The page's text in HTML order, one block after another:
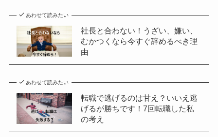
あわせて読みたい
社長と合わない！うざい、嫌い、
むかつくなら今すぐ辞めるべき理
由
あわせて読みたい
転職で逃げるのは甘え？いいえ逃
げるが勝ちです！7回転職した私
の考え